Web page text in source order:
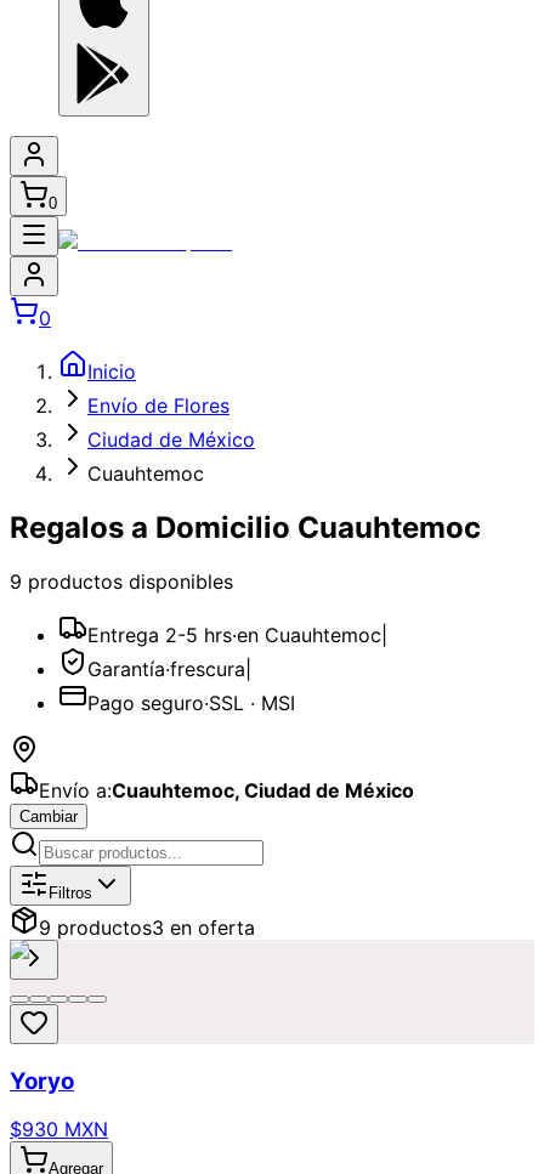
0
0
Inicio
Envío de Flores
Ciudad de México
Cuauhtemoc
Regalos a Domicilio Cuauhtemoc
9 productos disponibles
Entrega 2-5 hrs·en Cuauhtemoc
Garantía·frescura
Pago seguro·SSL · MSI
Envío a:Cuauhtemoc, Ciudad de México
Cambiar
Catálogo deRegalos
Filtros
9 productos3 en oferta
Yoryo
$930 MXN
Agregar